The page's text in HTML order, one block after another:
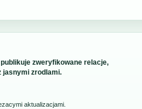
zweryfikowane relacje,
jasnymi zrodlami.
aktualizacjami.